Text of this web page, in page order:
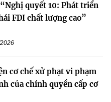
quyết 10: Phát triển
FDI chất lượng cao”
cơ chế xử phạt vi phạm
của chính quyền cấp cơ